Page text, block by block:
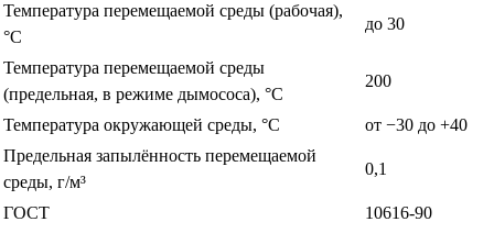
Температура перемещаемой среды (рабочая),
°С
до 30
Температура перемещаемой среды
(предельная, в режиме дымососа), °С
200
Температура окружающей среды, °С
от −30 до +40
Предельная запылённость перемещаемой
среды, г/м³
0,1
ГОСТ
10616-90